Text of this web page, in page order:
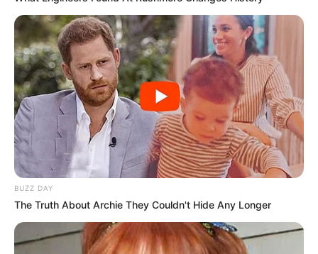
Bikin Ngakak, 10 Potret
Cosplay Murah Pakai Bahan
Seadanya
Anti Mainstream, 10 Cara
Membawa Barang Belanjaan
Versi Warga Thailand
BUZZ DAY
The Truth About Archie They Couldn't Hide Any Longer